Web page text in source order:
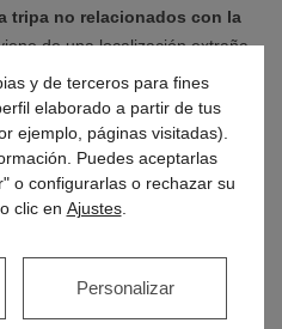
tripa no relacionados con la
de una localización extraña
o la vejiga.
causar dolor
sexuales?
de la endometriosis cuando
hablábamos antes se
y de terceros para fines
elaborado a partir de tus
ejemplo, páginas visitadas).
Puedes aceptarlas
o configurarlas o rechazar su
clic en Ajustes.
Personalizar